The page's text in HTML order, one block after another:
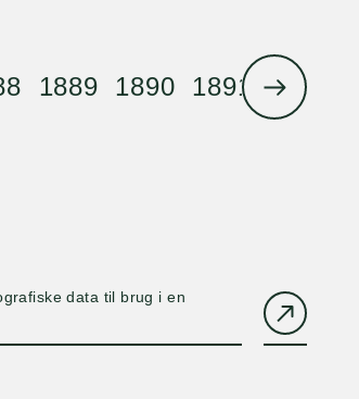
1889 1890 1891 1892
data til brug i en